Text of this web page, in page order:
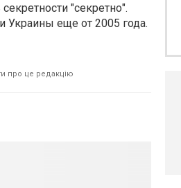
"секретно".
Украины еще от 2005 года.
про це редакцію